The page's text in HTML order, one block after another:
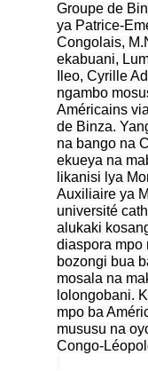
Groupe de
ya Patrice-
Congolais,
ekabuani,
Ileo, Cyrille
ngambo
Américains
de Binza.
na bango na
ekueya na
likanisi lya
Auxiliaire ya
université
alukaki
diaspora mpo
bozongi bua
mosala na
lolongobani.
mpo ba
mususu na
Congo-